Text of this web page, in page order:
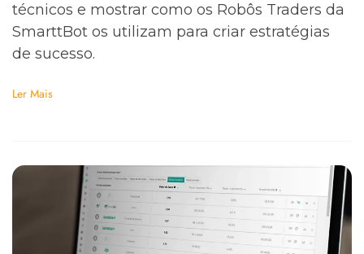
técnicos e mostrar como os Robôs Traders da
SmarttBot os utilizam para criar estratégias
de sucesso.
Ler Mais